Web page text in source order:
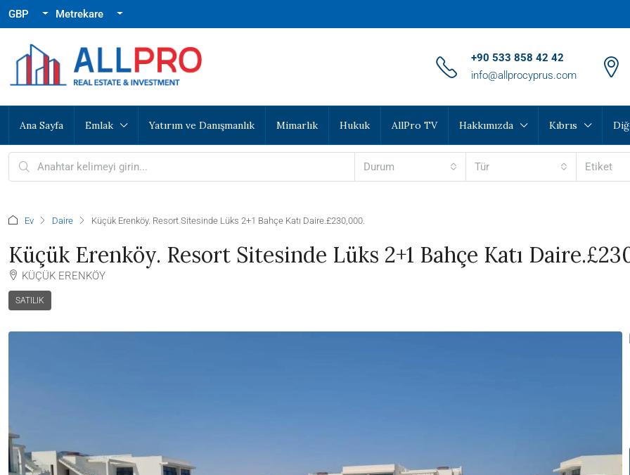
GBP Metrekare
‪+90 533 858 42 42‬
info@allprocyprus.com
Ana Sayfa Emlak Yatırım ve Danışmanlık Mimarlık Hukuk AllPro TV Hakkımızda Kıbrıs
Durum Tür Etiket
Ev Daire Küçük Erenköy. Resort Sitesinde Lüks 2+1 Bahçe Katı Daire.£230,000.
Küçük Erenköy. Resort Sitesinde Lüks 2+1 Bahçe Katı
KÜÇÜK ERENKÖY
SATILIK